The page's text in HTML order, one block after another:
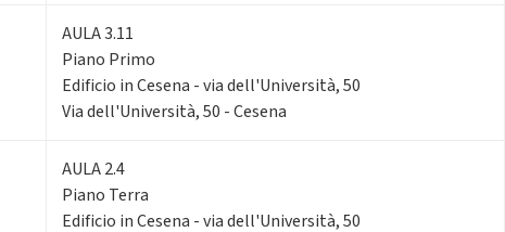
AULA 3.11
Piano Primo
Edificio in Cesena - via dell'Università, 50
Via dell'Università, 50 - Cesena
AULA 2.4
Piano Terra
Edificio in Cesena - via dell'Università, 50